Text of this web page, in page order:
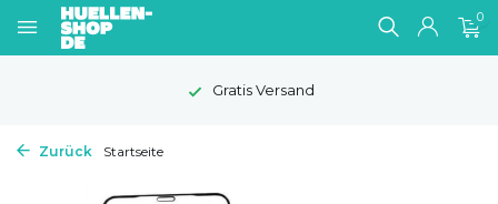
0
Gratis Versand
Zurück Startseite